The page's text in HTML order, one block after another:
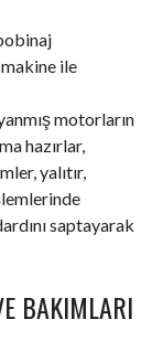
ile
motorların
hazırlar,
yalıtır,
saptayarak
BAKIMLARI